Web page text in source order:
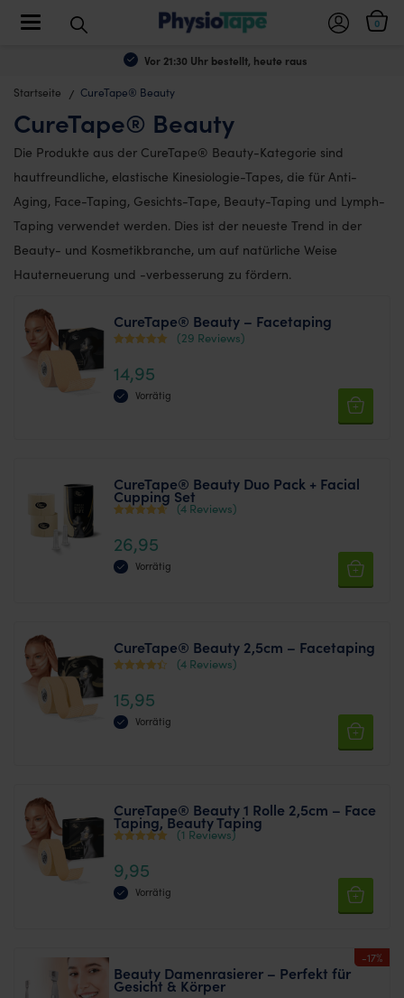
Vor 21:30 Uhr bestellt, heute raus
0
Toggle navigation
Startseite CureTape® Beauty
CureTape® Beauty
Die Produkte aus der CureTape® Beauty-Kategorie sind
hautfreundliche, elastische Kinesiologie-Tapes, die für Anti-
Aging, Face-Taping, Gesichts-Tape, Beauty-Taping und Lymph-
Taping verwendet werden. Dies ist der neueste Trend in der
Beauty- und Kosmetikbranche, um auf natürliche Weise
Hauterneuerung und -verbesserung zu fördern.
CureTape® Beauty – Facetaping
4.620689655
1724
von 5
(29 Reviews)
14,95
Vorrätig
CureTape® Beauty Duo Pack + Facial
Cupping Set
mit
4
von 5
(4 Reviews)
26,95
Vorrätig
CureTape® Beauty 2,5cm – Facetaping
mit
3.75
von 5
(4 Reviews)
15,95
Vorrätig
CureTape® Beauty 1 Rolle 2,5cm – Face
Taping, Beauty Taping
5
von 5
(1 Reviews)
9,95
Vorrätig
-17%
Beauty Damenrasierer – Perfekt für
Gesicht & Körper